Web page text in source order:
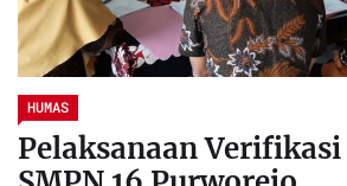
HUMAS
Pelaksanaan